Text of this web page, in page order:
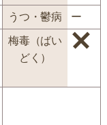
うつ・鬱病 ー
梅毒（ばい
どく）